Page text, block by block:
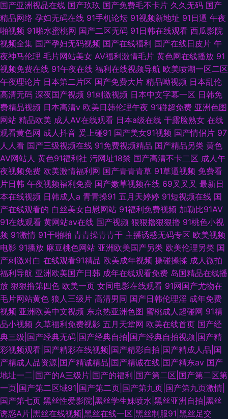
国产亚洲视品在线 国产玖玖 国产免费毛不卡片 久久无码 国产
精品网络 孕妇无码在线 91手机论坛 91视频新地址 91日逼 午夜
啪视频 91啪水蜜桃网 国产二区无码 91日韩在线观看 西瓜影院
视频全集 国产孕妇无码视频 国产在线福利 国产在线日皮片 午
夜神马伦理 毛片网站美女 AV福利激情毛片 黄色网在线播放 91
视频免费在线 91午夜在线 福利在线视频导航 欧美喷潮一区二区
午夜理论片 日本第二片区 国产免费大片 精品呦视频 日本乱伦
高清无码 深夜国产视频 91刺激视频 日本中文字幕一区 日韩免
费精品视频 日本高清v 欧美日韩伦理午夜 91碰超免费 亚洲色图
网站 精品欧美 成人AV在线观看 日本a级在线 干露脸熟女 在线
观看黄色网 成人抖音 爰上碰91 国产美女91视频 国产情侣片 97
人人看 国产三级视频在线 91免费视频精品 国产精品另类 黄色
AV网站人 黄色91福利社 污网址18禁 国产高清不卡二区 成人午
夜视频免费 欧美激情福利网 国产青青青草 91草逼视频 免费看
片日韩 午夜视频福利免费 国产嫩草视频在线 69叉叉叉 最新日
本在线视频 日韩成人a 青青操91 五月天婷婷 91短视频在线 国
产在线观看的 白丝美女自慰网站 91福利免费视频 加勒比91AV
91在线观看 黄网站av在线 国产视频 狠狠擼狠狠擼 91桃色小视
频 91激情 91干啪啪 青青操青青干 主播诱惑无码专区 欧美视频
电影 91播放 麻豆桃色网站 亚洲欧美国产另类 欧美伦理另类 国
产刺激对白 在线观看91精品 欧美成年视频 操碰操揉 成人微拍
福利导航 亚洲欧美国产日韩 成年在线观看免费 岛国精品在线播
放 狠狠撸第四色 欧美一页 女同电影在线观看 91网国产尤物在
毛片网站黄色 狼人三级片 高清男同 国产日韩伦理淫 成年免费
视频 亚洲欧美中文视频 东京热亚洲色图 蜜桃成人超碰网 91精
品小视频 久草福利免费视影 五月天堂网 欧美在线首页 国产经
典三级|国产经典无码|国产经典自拍|国产经典自拍视频|国产精
彩视频观看|国产精彩在线视频|国产精彩自拍|国产精成人品|国
产精成人品资源|国产精诚精品|国产精诚在线|国产精东av 国产
地址一二|国产的A三级片|国产的福利|国产第二区|国产第二区第
一页|国产第二区域91|国产第二页|国产第九页|国产第九页激情|
国产第七页 黑丝性爱影院|黑丝学生妹喷水|黑丝亚洲自拍|黑丝
诱惑A片|黑丝在线视频|黑丝在线一区|黑丝制服91|黑丝足交